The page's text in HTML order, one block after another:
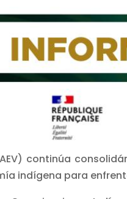
continúa
indígena para